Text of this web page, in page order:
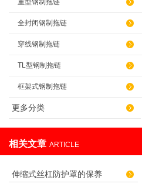
重型钢制拖链
全封闭钢制拖链
穿线钢制拖链
TL型钢制拖链
框架式钢制拖链
更多分类
相关文章 ARTICLE
伸缩式丝杠防护罩的保养